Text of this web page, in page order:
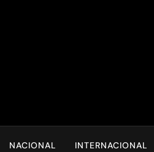
NACIONAL INTERNACIONAL